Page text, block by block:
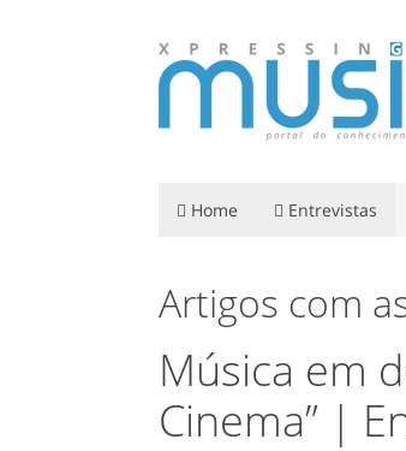
Home Entrevistas
Artigos com
Música em
Cinema” |